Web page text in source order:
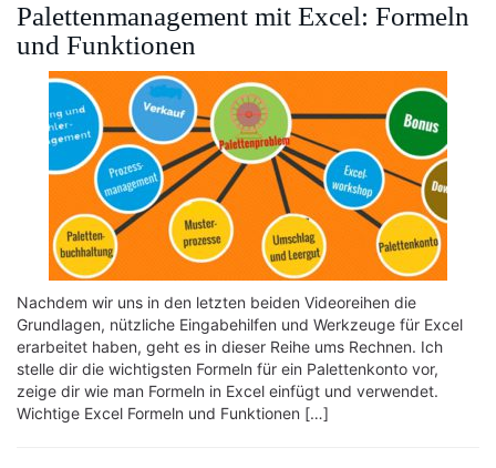
Palettenmanagement mit Excel: Formeln
und Funktionen
Nachdem wir uns in den letzten beiden Videoreihen die
Grundlagen, nützliche Eingabehilfen und Werkzeuge für Excel
erarbeitet haben, geht es in dieser Reihe ums Rechnen. Ich
stelle dir die wichtigsten Formeln für ein Palettenkonto vor,
zeige dir wie man Formeln in Excel einfügt und verwendet.
Wichtige Excel Formeln und Funktionen […]